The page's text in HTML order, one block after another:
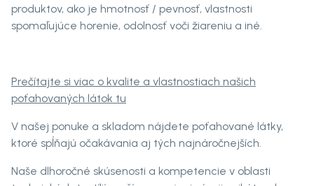
produktov, ako je hmotnosť / pevnosť, vlastnosti
spomaľujúce horenie, odolnosť voči žiareniu a iné.
Prečítajte si viac o kvalite a vlastnostiach našich
poťahovaných látok tu
V našej ponuke a skladom nájdete poťahované látky,
ktoré spĺňajú očakávania aj tých najnáročnejších.
Naše dlhoročné skúsenosti a kompetencie v oblasti